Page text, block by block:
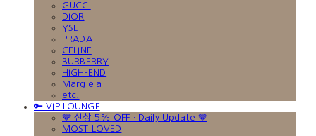
GUCCI
DIOR
YSL
PRADA
CELINE
BURBERRY
HIGH-END
Margiela
etc.
🔑 VIP LOUNGE
🤎 신상 5% OFF · Daily Update 🤎
MOST LOVED